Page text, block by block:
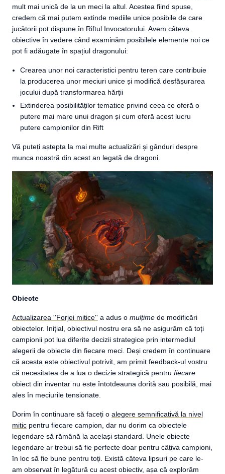
mult mai unică de la un meci la altul. Acestea fiind spuse,
credem că mai putem extinde mediile unice posibile de care
jucătorii pot dispune în Riftul Invocatorului. Avem câteva
obiective în vedere când examinăm posibilele elemente noi ce
pot fi adăugate în spațiul dragonului:
Crearea unor noi caracteristici pentru teren care contribuie
la producerea unor meciuri unice și modifică desfășurarea
jocului după transformarea hărții
Extinderea posibilităților tematice privind ceea ce oferă o
putere mai mare unui dragon și cum oferă acest lucru
putere campionilor din Rift
Vă puteți aștepta la mai multe actualizări și gânduri despre
munca noastră din acest an legată de dragoni.
Obiecte
Actualizarea ''Forjei mitice'' a adus o mulțime de modificări
obiectelor. Inițial, obiectivul nostru era să ne asigurăm că toți
campionii pot lua diferite decizii strategice prin intermediul
alegerii de obiecte din fiecare meci. Deși credem în continuare
că acesta este obiectivul potrivit, am primit feedback-ul vostru
că necesitatea de a lua o decizie strategică pentru fiecare
obiect din inventar nu este întotdeauna dorită sau posibilă, mai
ales în meciurile tensionate.
Dorim în continuare să faceți o alegere semnificativă la nivel
mitic pentru fiecare campion, dar nu dorim ca obiectele
legendare să rămână la același standard. Unele obiecte
legendare ar trebui să fie perfecte doar pentru câțiva campioni,
în loc să fie bune pentru toți. Există câteva lipsuri pe care le-
am observat în legătură cu acest obiectiv, așa că explorăm